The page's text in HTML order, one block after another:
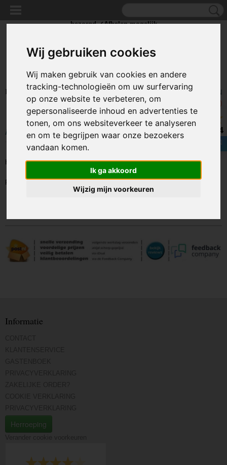
Wij gebruiken cookies
Wij maken gebruik van cookies en andere
tracking-technologieën om uw surfervaring
op onze website te verbeteren, om
gepersonaliseerde inhoud en advertenties te
tonen, om ons websiteverkeer te analyseren
en om te begrijpen waar onze bezoekers
vandaan komen.
Ik ga akkoord
Wijzig mijn voorkeuren
Inloggen Registreren
UW WINKELWAGEN
(0)
Home >STROOM>Batterijen>Hoortoestel batterijen
Helaas bevinden er zich in deze categorie nog geen producten.
Probeert u het later nog eens!
bezorgd ✓Afhalen mogelijk
8.4
Informatie
Herroeping